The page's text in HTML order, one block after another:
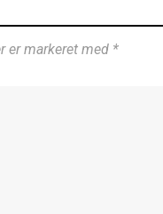
er markeret med *